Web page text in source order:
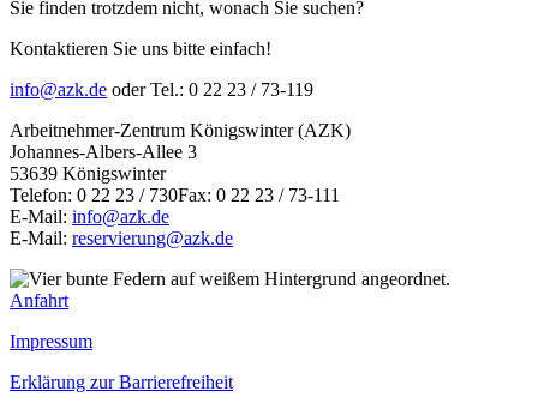
Sie finden trotzdem nicht, wonach Sie suchen?
Kontaktieren Sie uns bitte einfach!
info@azk.de oder Tel.: 0 22 23 / 73-119
Arbeitnehmer-Zentrum Königswinter (AZK)
Johannes-Albers-Allee 3
53639 Königswinter
Telefon: 0 22 23 / 730Fax: 0 22 23 / 73-111
E-Mail: info@azk.de
E-Mail: reservierung@azk.de
Anfahrt
Impressum
Erklärung zur Barrierefreiheit